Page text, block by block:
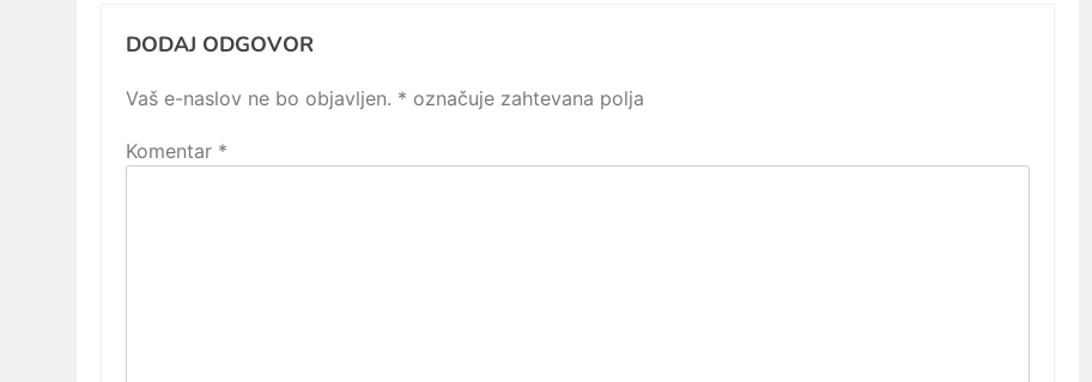
DODAJ ODGOVOR
Vaš e-naslov ne bo objavljen. * označuje zahtevana polja
Komentar *